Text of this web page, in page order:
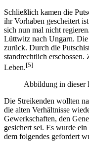
Schließlich kamen die
ihr Vorhaben gescheitert
sich nun mal nicht
Lüttwitz nach Ungarn. Die
zurück. Durch die
standrechtlich
Leben.[5]
Abbildung in dieser
Die Streikenden wollten
die alten Verhältnisse
Gewerkschaften, den
gesichert sei. Es wurde
dem folgendes gefordert